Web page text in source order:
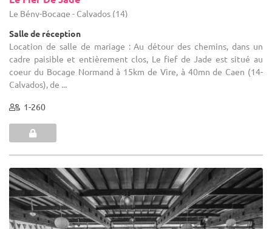
Le Bény-Bocage - Calvados (14)
Salle de réception
Location de salle de mariage : Au détour des chemins, dans un
cadre paisible et entièrement clos, Le fief de Jade est situé au
coeur du Bocage Normand à 15km de Vire, à 40mn de Caen (14-
Calvados), de ...
1-260